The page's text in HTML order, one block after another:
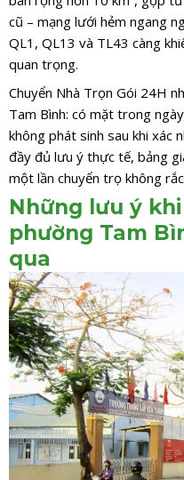
cũ – mạng lưới hẻm ngang
QL1, QL13 và TL43 càng
quan trọng.
Chuyển Nhà Trọn Gói 24H
Tam Bình: có mặt trong
không phát sinh sau khi xác
đầy đủ lưu ý thực tế, bảng
một lần chuyển trọ không
Những lưu ý
phường Tam
qua